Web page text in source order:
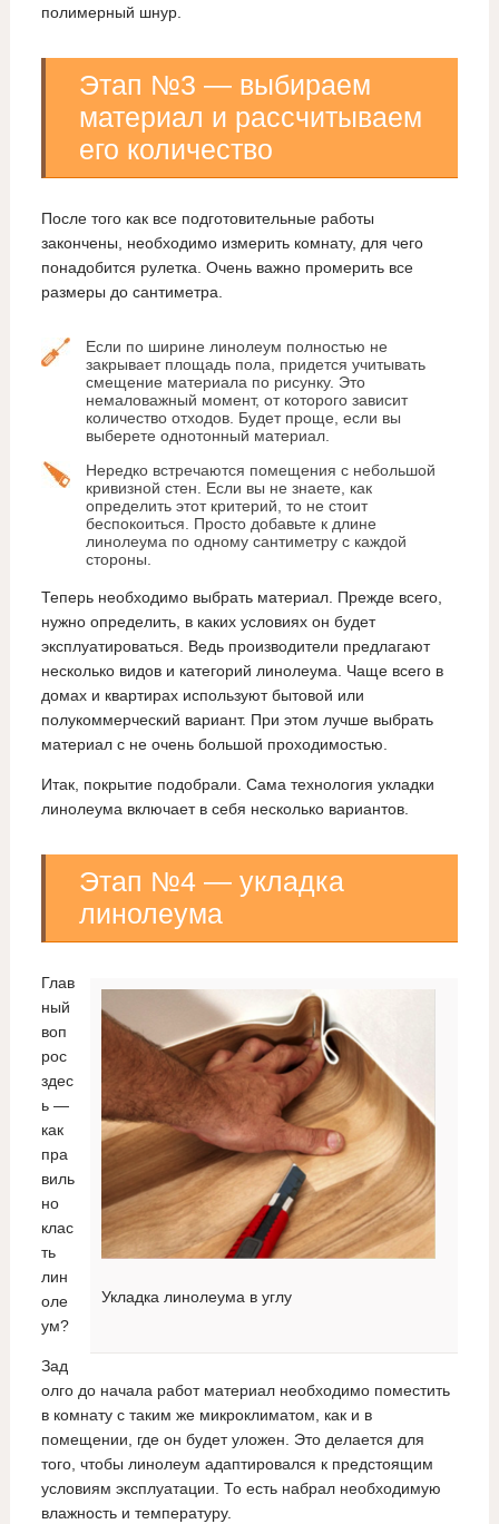
полимерный шнур.
Этап №3 — выбираем
материал и рассчитываем
его количество
После того как все подготовительные работы
закончены, необходимо измерить комнату, для чего
понадобится рулетка. Очень важно промерить все
размеры до сантиметра.
Если по ширине линолеум полностью не
закрывает площадь пола, придется учитывать
смещение материала по рисунку. Это
немаловажный момент, от которого зависит
количество отходов. Будет проще, если вы
выберете однотонный материал.
Нередко встречаются помещения с небольшой
кривизной стен. Если вы не знаете, как
определить этот критерий, то не стоит
беспокоиться. Просто добавьте к длине
линолеума по одному сантиметру с каждой
стороны.
Теперь необходимо выбрать материал. Прежде всего,
нужно определить, в каких условиях он будет
эксплуатироваться. Ведь производители предлагают
несколько видов и категорий линолеума. Чаще всего в
домах и квартирах используют бытовой или
полукоммерческий вариант. При этом лучше выбрать
материал с не очень большой проходимостью.
Итак, покрытие подобрали. Сама технология укладки
линолеума включает в себя несколько вариантов.
Этап №4 — укладка
линолеума
Укладка линолеума в углу
Глав
ный
воп
рос
здес
ь —
как
пра
виль
но
клас
ть
лин
оле
ум?
Зад
олго до начала работ материал необходимо поместить
в комнату с таким же микроклиматом, как и в
помещении, где он будет уложен. Это делается для
того, чтобы линолеум адаптировался к предстоящим
условиям эксплуатации. То есть набрал необходимую
влажность и температуру.